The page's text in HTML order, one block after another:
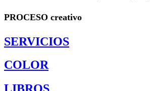
PROCESO creativo
SERVICIOS
COLOR